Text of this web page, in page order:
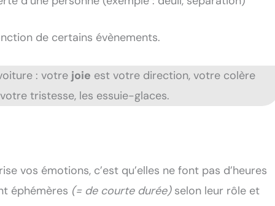
de certains évènements.
: votre joie est votre direction, votre colère
tristesse, les essuie-glaces.
vos émotions, c’est qu’elles ne font pas d’heures
éphémères (= de courte durée)selon leur rôle et